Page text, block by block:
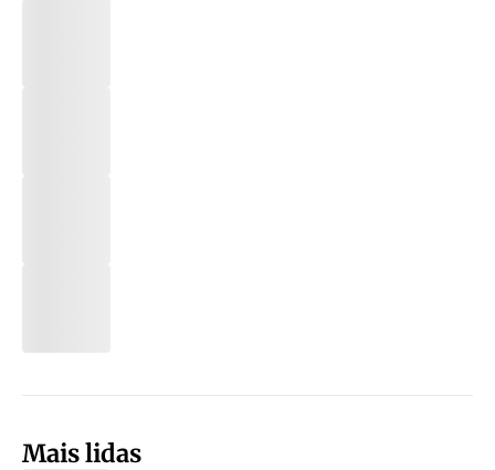
Mais lidas